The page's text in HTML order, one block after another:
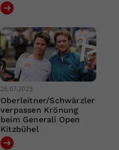
26.07.2025
Oberleitner/Schwärzler
verpassen Krönung
beim Generali Open
Kitzbühel